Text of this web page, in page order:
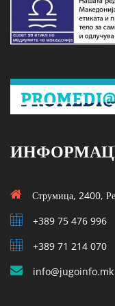
Струмица, 2400,
+389 75 476 996
+389 71 214 070
info@jugoinfo.mk